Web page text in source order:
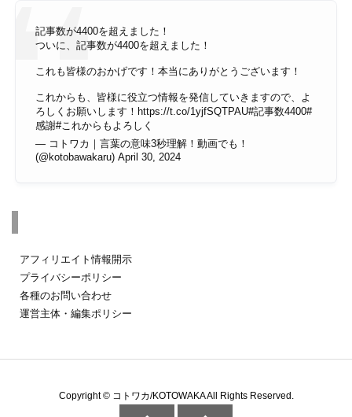
記事数が4400を超えました！
ついに、記事数が4400を超えました！
これも皆様のおかげです！本当にありがとうございます！
これからも、皆様に役立つ情報を発信していきますので、よ
ろしくお願いします！ https://t.co/1yjfSQTPAU#記事数4400#
感謝#これからもよろしく
— コトワカ｜言葉の意味3秒理解！動画でも！
(@kotobawakaru) April 30, 2024
アフィリエイト情報開示
プライバシーポリシー
各種のお問い合わせ
運営主体・編集ポリシー
Copyright © コトワカ/KOTOWAKAAll Rights Reserved.